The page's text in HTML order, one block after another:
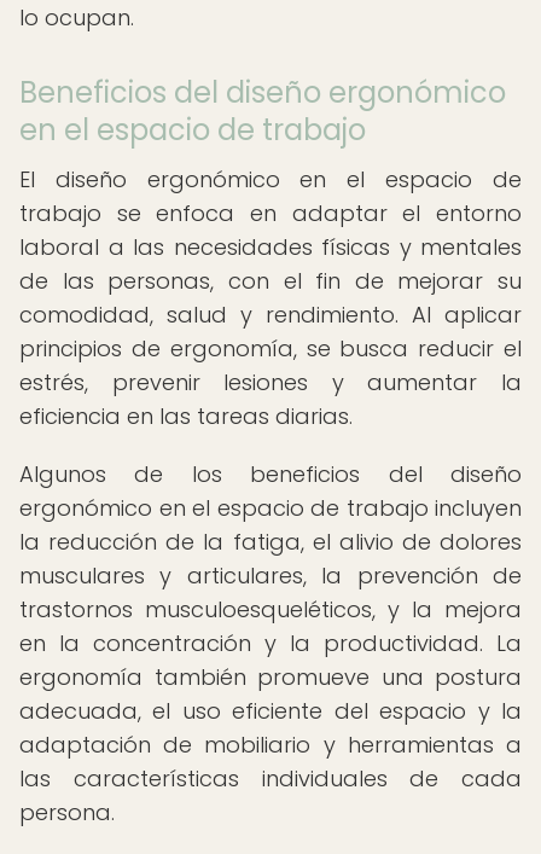
lo ocupan.
Beneficios del diseño ergonómico
en el espacio de trabajo
El diseño ergonómico en el espacio de
trabajo se enfoca en adaptar el entorno
laboral a las necesidades físicas y mentales
de las personas, con el fin de mejorar su
comodidad, salud y rendimiento. Al aplicar
principios de ergonomía, se busca reducir el
estrés, prevenir lesiones y aumentar la
eficiencia en las tareas diarias.
Algunos de los beneficios del diseño
ergonómico en el espacio de trabajo incluyen
la reducción de la fatiga, el alivio de dolores
musculares y articulares, la prevención de
trastornos musculoesqueléticos, y la mejora
en la concentración y la productividad. La
ergonomía también promueve una postura
adecuada, el uso eficiente del espacio y la
adaptación de mobiliario y herramientas a
las características individuales de cada
persona.